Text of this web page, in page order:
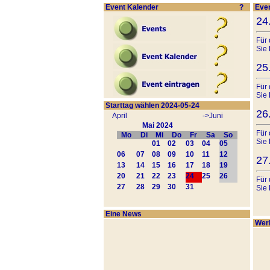
Event Kalender ?
Für
Sie
Für
Sie
Für
Sie
Für
Sie
Für
Starttag wählen 2024-05-24
April
->Juni
Mai 2024
Mo
Di Mi Do Fr Sa
So
01
02 03 04
05
06
07 08 09 10 11
12
13
14 15 16 17 18
19
20
21 22 23 24 25
26
27
28 29 30 31
Eine News